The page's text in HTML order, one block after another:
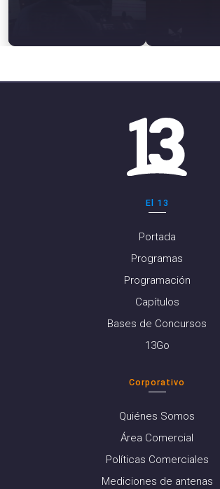
El 13
Portada
Programas
Programación
Capítulos
Bases de Concursos
13Go
Corporativo
Quiénes Somos
Área Comercial
Políticas Comerciales
Mediciones de antenas